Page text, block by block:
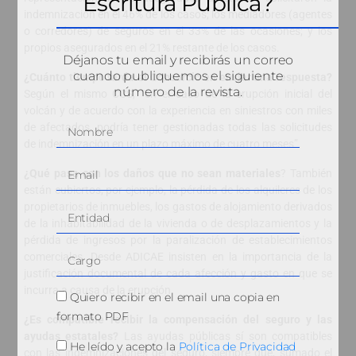
indemnización en el 46% de los casos; los mediadores (agentes
o corredores) de seguros en el 33% de las ocasiones; y los
¿Cuánto tiempo tarda el Consorcio en enviar una respuesta?
Según el mismo CCS, “en el caso de la erupción inicial del
de afectados, podría tener gestionadas todas las solicitudes
¿Qué pasa con los daños que no sean materiales
están cubiertos, por ejemplo, la pérdida de los alquileres de los
de la inhabitabilidad de la vivienda o de desplazamientos y la
comerciales. Desde ADICAE insisten en la importancia de la
justificación documental de cada afección y gasto en que se
incurra a causa de la erupción.
¿Es compatible recibir la compensación del seguro y las
con las indemnizaciones del seguro, siempre que, sumado el
Déjanos tu email y recibirás un correo
cuando publiquemos el siguiente
número de la revista.
Quiero recibir en el email una copia en
formato PDF
He leído y acepto la Política de Privacidad